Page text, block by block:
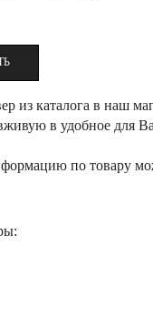
из каталога в наш
в удобное для
по товару